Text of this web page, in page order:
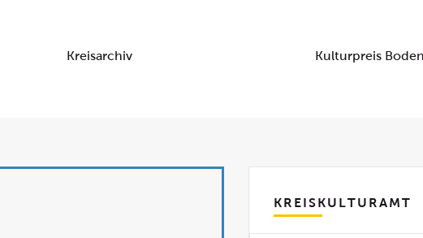
Kreisarchiv Kulturpreis
KREISKULTURAMT